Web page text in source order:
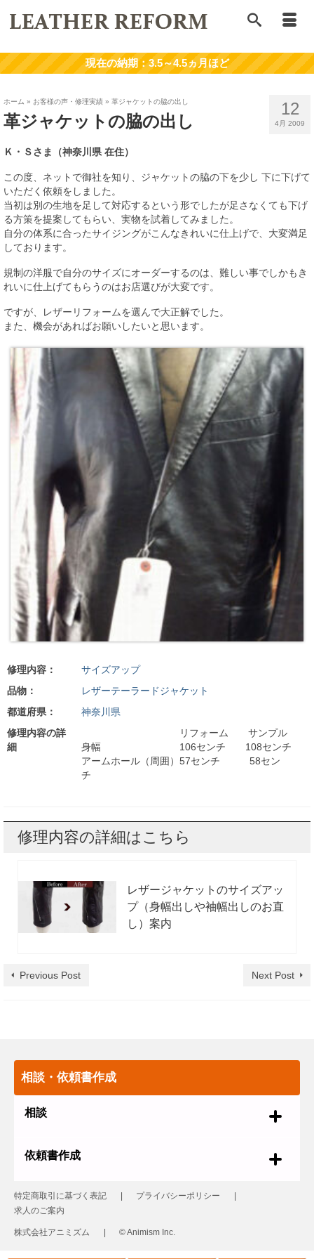
12
4月 2009
ホーム » お客様の声・修理実績 » 革ジャケットの脇の出し
革ジャケットの脇の出し
Ｋ・Ｓさま（神奈川県 在住）
この度、ネットで御社を知り、ジャケットの脇の下を少し 下に下げて
いただく依頼をしました。
当初は別の生地を足して対応するという形でしたが足さなくても下げ
る方策を提案してもらい、実物を試着してみました。
自分の体系に合ったサイジングがこんなきれいに仕上げで、大変満足
しております。
規制の洋服で自分のサイズにオーダーするのは、難しい事でしかもき
れいに仕上げてもらうのはお店選びが大変です。
ですが、レザーリフォームを選んで大正解でした。
また、機会があればお願いしたいと思います。
修理内容：
サイズアップ
品物：
レザーテーラードジャケット
都道府県：
神奈川県
修理内容の詳
細
リフォーム サンプル
身幅 106センチ 108センチ
アームホール（周囲）57センチ 58セン
チ
修理内容の詳細はこちら
レザージャケットのサイズアッ
プ（身幅出しや袖幅出しのお直
し）案内
Previous Post Next Post
相談・依頼書作成
相談
依頼書作成
特定商取引に基づく表記
プライバシーポリシー
求人のご案内
株式会社アニミズム © Animism Inc.